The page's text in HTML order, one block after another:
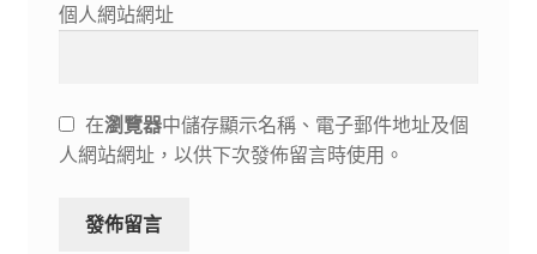
個人網站網址
在瀏覽器中儲存顯示名稱、電子郵件地址及個
人網站網址，以供下次發佈留言時使用。